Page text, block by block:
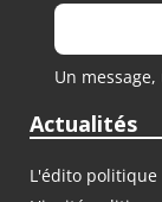
Un
Actualités
L'édito politique